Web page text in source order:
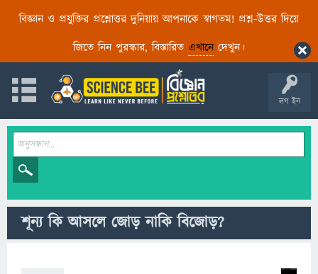
বিজ্ঞান ও প্রযুক্তির প্রশ্নোত্তর দুনিয়ায় আপনাকে স্বাগতম! প্রশ্ন-উত্তর দিয়ে
জিতে নিন পুরস্কার, বিস্তারিত এখানেদেখুন।
লগ ইন
শূন্য কি আসলে জোড় নাকি বিজোড়?